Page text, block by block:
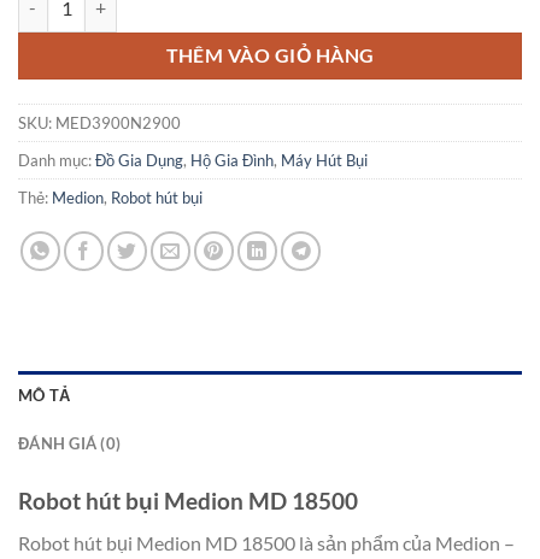
THÊM VÀO GIỎ HÀNG
SKU: MED3900N2900
Danh mục:Đồ Gia Dụng, Hộ Gia Đình, Máy Hút Bụi
Thẻ: Medion, Robot hút bụi
MÔ TẢ
ĐÁNH GIÁ (0)
Robot hút bụi Medion MD 18500
Robot hút bụi Medion MD 18500 là sản phẩm của Medion –